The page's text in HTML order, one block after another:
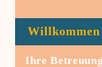
Willkommen
Ihre